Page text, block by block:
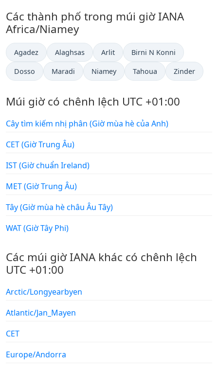
Các thành phố trong múi giờ IANA
Africa/Niamey
Agadez Alaghsas Arlit Birni N Konni
Dosso Maradi Niamey Tahoua Zinder
Múi giờ có chênh lệch UTC +01:00
Cây tìm kiếm nhị phân (Giờ mùa hè của Anh)
CET (Giờ Trung Âu)
IST (Giờ chuẩn Ireland)
MET (Giờ Trung Âu)
Tây (Giờ mùa hè châu Âu Tây)
WAT (Giờ Tây Phi)
Các múi giờ IANA khác có chênh lệch
UTC +01:00
Arctic/Longyearbyen
Atlantic/Jan_Mayen
CET
Europe/Andorra